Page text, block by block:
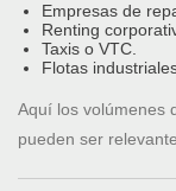
Empresas de
Renting
Taxis o VTC.
Flotas
Aquí los volúmenes
pueden ser